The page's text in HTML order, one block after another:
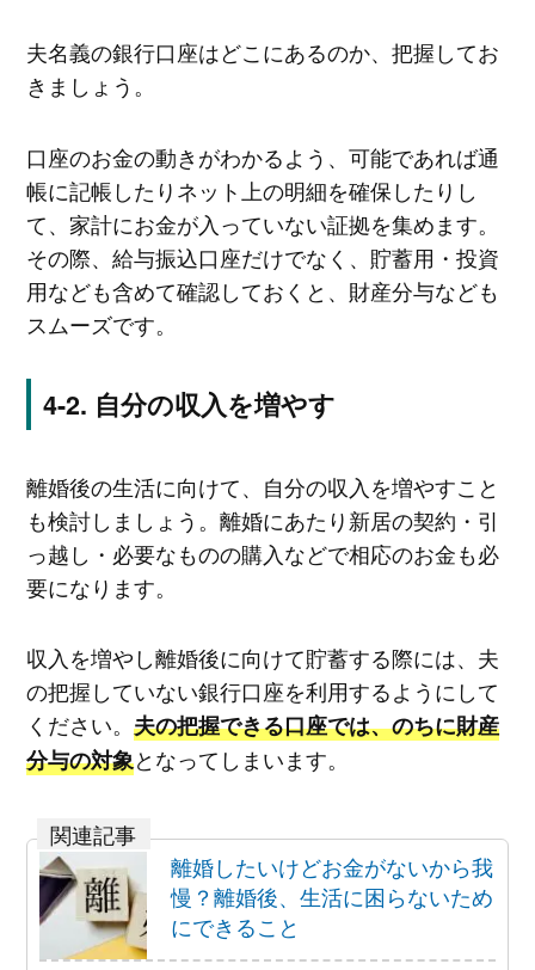
夫名義の銀行口座はどこにあるのか、把握してお
きましょう。
口座のお金の動きがわかるよう、可能であれば通
帳に記帳したりネット上の明細を確保したりし
て、家計にお金が入っていない証拠を集めます。
その際、給与振込口座だけでなく、貯蓄用・投資
用なども含めて確認しておくと、財産分与なども
スムーズです。
自分の収入を増やす
離婚後の生活に向けて、自分の収入を増やすこと
も検討しましょう。離婚にあたり新居の契約・引
っ越し・必要なものの購入などで相応のお金も必
要になります。
収入を増やし離婚後に向けて貯蓄する際には、夫
の把握していない銀行口座を利用するようにして
ください。 夫の把握できる口座では、のちに財産
分与の対象となってしまいます。
離婚したいけどお金がないから我
慢？離婚後、生活に困らないため
にできること